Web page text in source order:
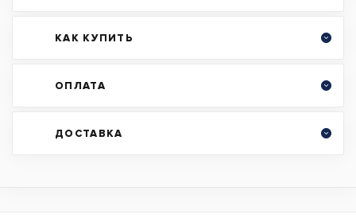
КАК КУПИТЬ
ОПЛАТА
ДОСТАВКА